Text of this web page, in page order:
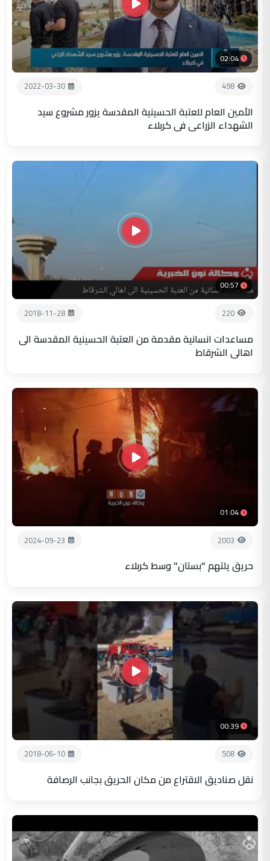
02:04
498
2022-03-30
الأمين العام للعتبة الحسينية المقدسة يزور مشروع سيد
الشهداء الزراعي في كربلاء
00:57
220
2018-11-28
مساعدات انسانية مقدمة من العتبة الحسينية المقدسة الى
اهالي الشرقاط
01:04
2003
2024-09-23
حريق يلتهم "بستان" وسط كربلاء
00:39
508
2018-06-10
نقل صناديق الاقتراع من مكان الحريق بجانب الرصافة